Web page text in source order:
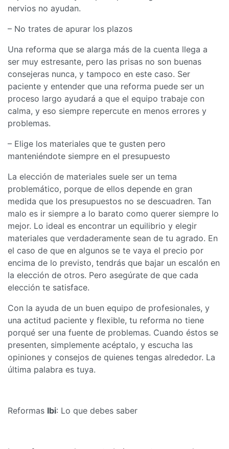
nervios no ayudan.
– No trates de apurar los plazos
Una reforma que se alarga más de la cuenta llega a
ser muy estresante, pero las prisas no son buenas
consejeras nunca, y tampoco en este caso. Ser
paciente y entender que una reforma puede ser un
proceso largo ayudará a que el equipo trabaje con
calma, y eso siempre repercute en menos errores y
problemas.
– Elige los materiales que te gusten pero
manteniéndote siempre en el presupuesto
La elección de materiales suele ser un tema
problemático, porque de ellos depende en gran
medida que los presupuestos no se descuadren. Tan
malo es ir siempre a lo barato como querer siempre lo
mejor. Lo ideal es encontrar un equilibrio y elegir
materiales que verdaderamente sean de tu agrado. En
el caso de que en algunos se te vaya el precio por
encima de lo previsto, tendrás que bajar un escalón en
la elección de otros. Pero asegúrate de que cada
elección te satisface.
Con la ayuda de un buen equipo de profesionales, y
una actitud paciente y flexible, tu reforma no tiene
porqué ser una fuente de problemas. Cuando éstos se
presenten, simplemente acéptalo, y escucha las
opiniones y consejos de quienes tengas alrededor. La
última palabra es tuya.
Reformas Ibi: Lo que debes saber